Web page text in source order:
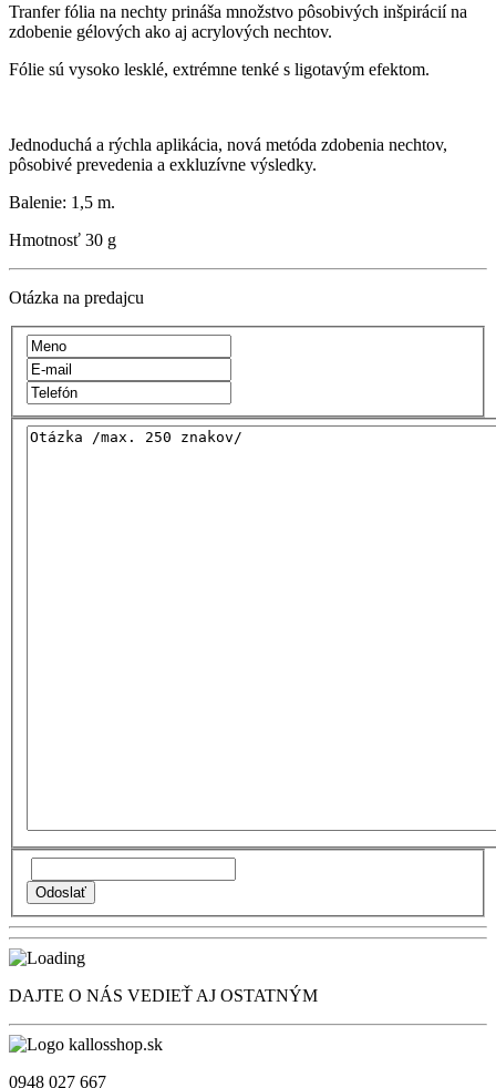
Tranfer fólia na nechty prináša množstvo pôsobivých inšpirácií na
zdobenie gélových ako aj acrylových nechtov.
Fólie sú vysoko lesklé, extrémne tenké s ligotavým efektom.
Jednoduchá a rýchla aplikácia, nová metóda zdobenia nechtov,
pôsobivé prevedenia a exkluzívne výsledky.
Balenie: 1,5 m.
Hmotnosť 30 g
Otázka na predajcu
DAJTE O NÁS VEDIEŤ AJ OSTATNÝM
0948 027 667